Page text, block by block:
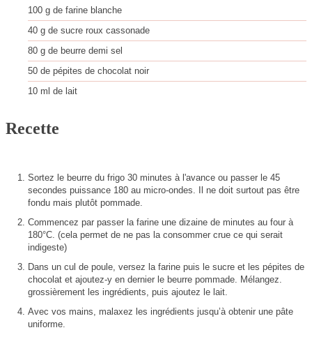
100 g de farine blanche
40 g de sucre roux cassonade
80 g de beurre demi sel
50 de pépites de chocolat noir
10 ml de lait
Recette
Sortez le beurre du frigo 30 minutes à l'avance ou passer le 45
secondes puissance 180 au micro-ondes. Il ne doit surtout pas être
fondu mais plutôt pommade.
Commencez par passer la farine une dizaine de minutes au four à
180°C. (cela permet de ne pas la consommer crue ce qui serait
indigeste)
Dans un cul de poule, versez la farine puis le sucre et les pépites de
chocolat et ajoutez-y en dernier le beurre pommade. Mélangez.
grossièrement les ingrédients, puis ajoutez le lait.
Avec vos mains, malaxez les ingrédients jusqu’à obtenir une pâte
uniforme.